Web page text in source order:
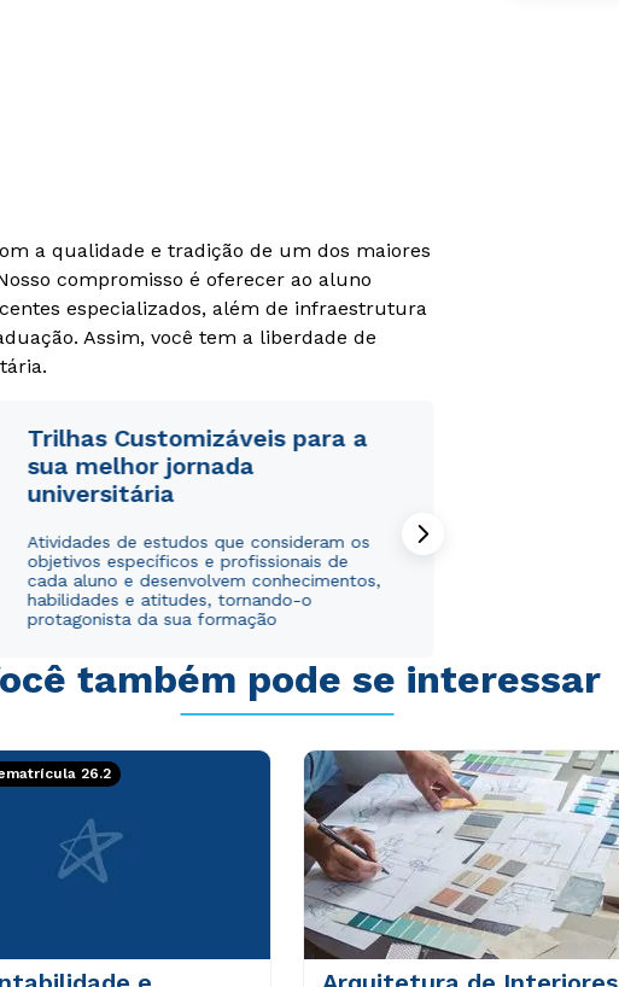
a qualidade e tradição de um dos maiores
compromisso é oferecer ao aluno
especializados, além de infraestrutura
Assim, você tem a liberdade de
Trilhas Customizáveis para a
sua melhor jornada
universitária
Atividades de estudos que consideram os
objetivos específicos e profissionais de
cada aluno e desenvolvem conhecimentos,
habilidades e atitudes, tornando-o
protagonista da sua formação
também pode se interessar
26.2
WhatsApp
ou
Estou de acordo com aPolítica de Privacidade.e
autorizo que meus dados sejam utilizados para o
envio de conteúdos da Cruzeiro do Sul.
WhatsApp
ou
Estou de acordo com aPolítica de Privacidade.e
autorizo que meus dados sejam utilizados para o
envio de conteúdos da Cruzeiro do Sul.